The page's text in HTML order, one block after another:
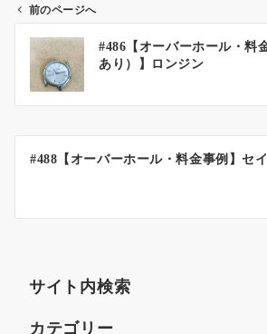
前のページへ
#486【オーバーホール・料
あり）】ロンジン
#488【オーバーホール・料金事例】セ
サイト内検索
カテゴリー